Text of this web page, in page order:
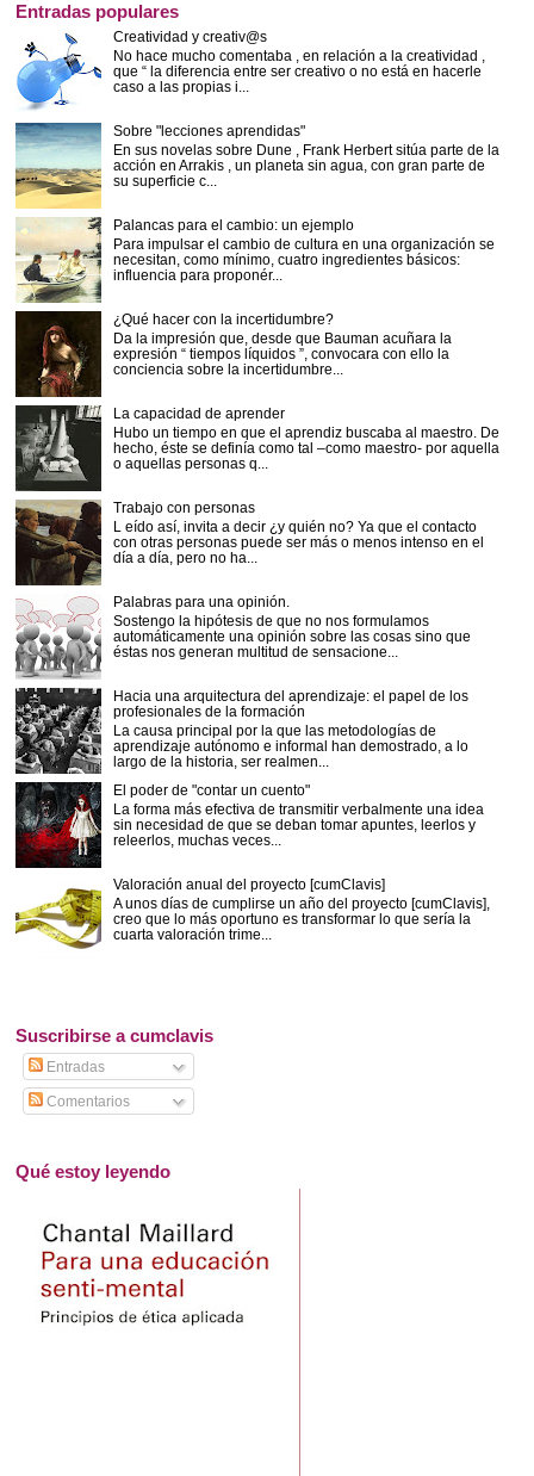
Entradas populares
Creatividad y creativ@s
No hace mucho comentaba , en relación a la creatividad ,
que “ la diferencia entre ser creativo o no está en hacerle
caso a las propias i...
Sobre "lecciones aprendidas"
En sus novelas sobre Dune , Frank Herbert sitúa parte de la
acción en Arrakis , un planeta sin agua, con gran parte de
su superficie c...
Palancas para el cambio: un ejemplo
Para impulsar el cambio de cultura en una organización se
necesitan, como mínimo, cuatro ingredientes básicos:
influencia para proponér...
¿Qué hacer con la incertidumbre?
Da la impresión que, desde que Bauman acuñara la
expresión “ tiempos líquidos ”, convocara con ello la
conciencia sobre la incertidumbre...
La capacidad de aprender
Hubo un tiempo en que el aprendiz buscaba al maestro. De
hecho, éste se definía como tal –como maestro- por aquella
o aquellas personas q...
Trabajo con personas
L eído así, invita a decir ¿y quién no? Ya que el contacto
con otras personas puede ser más o menos intenso en el
día a día, pero no ha...
Palabras para una opinión.
Sostengo la hipótesis de que no nos formulamos
automáticamente una opinión sobre las cosas sino que
éstas nos generan multitud de sensacione...
Hacia una arquitectura del aprendizaje: el papel de los
profesionales de la formación
La causa principal por la que las metodologías de
aprendizaje autónomo e informal han demostrado, a lo
largo de la historia, ser realmen...
El poder de "contar un cuento"
La forma más efectiva de transmitir verbalmente una idea
sin necesidad de que se deban tomar apuntes, leerlos y
releerlos, muchas veces...
Valoración anual del proyecto [cumClavis]
A unos días de cumplirse un año del proyecto [cumClavis],
creo que lo más oportuno es transformar lo que sería la
cuarta valoración trime...
Suscribirse a cumclavis
Entradas
Comentarios
Qué estoy leyendo